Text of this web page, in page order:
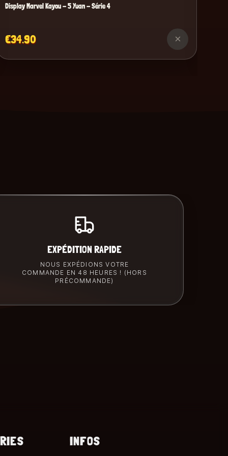
Display Marvel Kayou - 5 Yuan - Série 4
€34.90 ×
EXPÉDITION RAPIDE
NOUS EXPÉDIONS VOTRE
COMMANDE EN 48 HEURES ! (HORS
PRÉCOMMANDE)
INFOS